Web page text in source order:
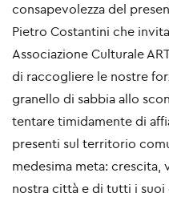
consapevolezza del
Pietro Costantini che
Associazione Culturale
di raccogliere le nostre
granello di sabbia allo
tentare timidamente di
presenti sul territorio
medesima meta: crescita,
nostra città e di tutti i